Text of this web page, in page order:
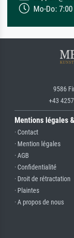
Mo-Do:
9586
+43
Mentions légales
· Contact
· Mention légales
· AGB
· Confidentialité
· Droit de rétractation
· Plaintes
· A propos de nous